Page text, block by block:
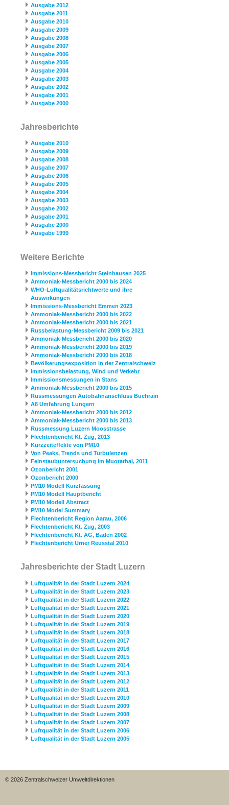
Ausgabe 2012
Ausgabe 2011
Ausgabe 2010
Ausgabe 2009
Ausgabe 2008
Ausgabe 2007
Ausgabe 2006
Ausgabe 2005
Ausgabe 2004
Ausgabe 2003
Ausgabe 2002
Ausgabe 2001
Ausgabe 2000
Jahresberichte
Ausgabe 2010
Ausgabe 2009
Ausgabe 2008
Ausgabe 2007
Ausgabe 2006
Ausgabe 2005
Ausgabe 2004
Ausgabe 2003
Ausgabe 2002
Ausgabe 2001
Ausgabe 2000
Ausgabe 1999
Weitere Berichte
Immissions-Messbericht Steinhausen 2025
Ammoniak-Messbericht 2000 bis 2024
WHO-Luftqualitätsrichtwerte und ihre
Auswirkungen
Immissions-Messbericht Emmen 2023
Ammoniak-Messbericht 2000 bis 2022
Ammoniak-Messbericht 2000 bis 2021
Russbelastung-Messbericht 2009 bis 2021
Ammoniak-Messbericht 2000 bis 2020
Ammoniak-Messbericht 2000 bis 2019
Ammoniak-Messbericht 2000 bis 2018
Bevölkerungsexposition in der Zentralschweiz
Immissionsbelastung, Wind und Verkehr
Immissionsmessungen in Stans
Ammoniak-Messbericht 2000 bis 2015
Russmessungen Autobahnanschluss Buchrain
A8 Umfahrung Lungern
Ammoniak-Messbericht 2000 bis 2012
Ammoniak-Messbericht 2000 bis 2013
Russmessung Luzern Moosstrasse
Flechtenbericht Kt. Zug, 2013
Kurzzeiteffekte von PM10
Von Peaks, Trends und Turbulenzen
Feinstaubuntersuchung im Muotathal, 2011
Ozonbericht 2001
Ozonbericht 2000
PM10 Modell Kurzfassung
PM10 Modell Hauptbericht
PM10 Modell Abstract
PM10 Model Summary
Flechtenbericht Region Aarau, 2006
Flechtenbericht Kt. Zug, 2003
Flechtenbericht Kt. AG, Baden 2002
Flechtenbericht Urner Reusstal 2010
Jahresberichte der Stadt Luzern
Luftqualität in der Stadt Luzern 2024
Luftqualität in der Stadt Luzern 2023
Luftqualität in der Stadt Luzern 2022
Luftqualität in der Stadt Luzern 2021
Luftqualität in der Stadt Luzern 2020
Luftqualität in der Stadt Luzern 2019
Luftqualität in der Stadt Luzern 2018
Luftqualität in der Stadt Luzern 2017
Luftqualität in der Stadt Luzern 2016
Luftqualität in der Stadt Luzern 2015
Luftqualität in der Stadt Luzern 2014
Luftqualität in der Stadt Luzern 2013
Luftqualität in der Stadt Luzern 2012
Luftqualität in der Stadt Luzern 2011
Luftqualität in der Stadt Luzern 2010
Luftqualität in der Stadt Luzern 2009
Luftqualität in der Stadt Luzern 2008
Luftqualität in der Stadt Luzern 2007
Luftqualität in der Stadt Luzern 2006
Luftqualität in der Stadt Luzern 2005
© 2026 Zentralschweizer Umweltdirektionen